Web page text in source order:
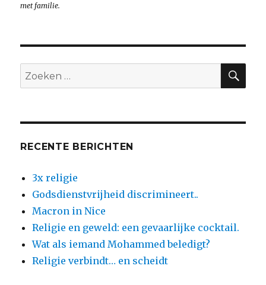
met familie.
Zoeken
naar:
RECENTE BERICHTEN
3x religie
Godsdienstvrijheid discrimineert..
Macron in Nice
Religie en geweld: een gevaarlijke cocktail.
Wat als iemand Mohammed beledigt?
Religie verbindt… en scheidt